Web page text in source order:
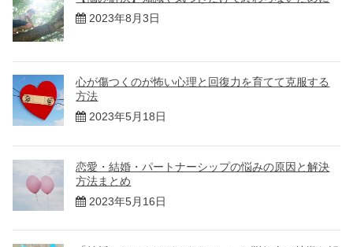
2023年8月3日
心が傷つくのが怖い心理と回復力を育てて克服する
方法
2023年5月18日
恋愛・結婚・パートナーシップの悩みの原因と解決
方法まとめ
2023年5月16日